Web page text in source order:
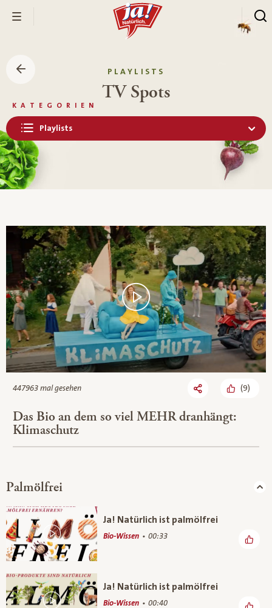
PLAYLISTS
TV Spots
KATEGORIEN
Playlists
447963 mal gesehen (9)
Das Bio an dem so viel MEHR dranhängt:
Klimaschutz
Palmölfrei
Ja! Natürlich ist palmölfrei
Bio-Wissen 00:33
Ja! Natürlich ist palmölfrei
Bio-Wissen 00:40